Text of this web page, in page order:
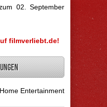
02. September
filmverliebt.de!
Entertainment